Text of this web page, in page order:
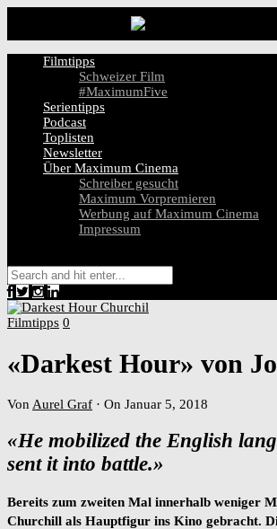
Filmtipps
Schweizer Film
#MaximumFive
Serientipps
Podcast
Toplisten
Newsletter
Über Maximum Cinema
Schreiber gesucht
Maximum Vorpremieren
Werbung auf Maximum Cinema
Impressum
Filmtipps 0
«Darkest Hour» von
Von Aurel Graf · On Januar 5, 2018
«He mobilized the English
sent it into battle.»
Bereits zum zweiten Mal innerhalb weniger
Churchill als Hauptfigur ins Kino gebracht.